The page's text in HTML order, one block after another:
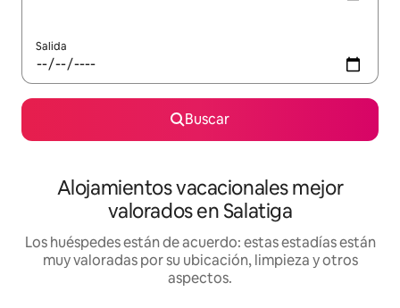
Salida
Buscar
Alojamientos vacacionales mejor
valorados en Salatiga
Los huéspedes están de acuerdo: estas estadías están
muy valoradas por su ubicación, limpieza y otros
aspectos.